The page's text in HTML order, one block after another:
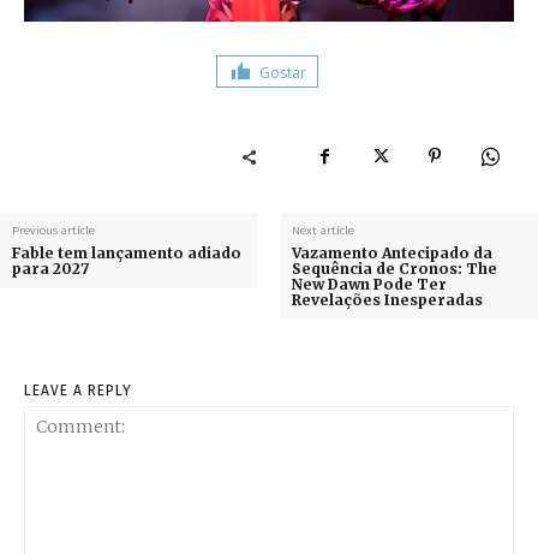
Gostar
Previous article
Fable tem lançamento adiado
para 2027
Next article
Vazamento Antecipado da
Sequência de Cronos: The
New Dawn Pode Ter
Revelações Inesperadas
LEAVE A REPLY